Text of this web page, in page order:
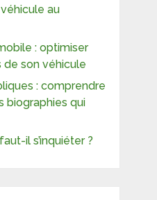
au
: optimiser
son véhicule
: comprendre
biographies qui
il s’inquiéter ?